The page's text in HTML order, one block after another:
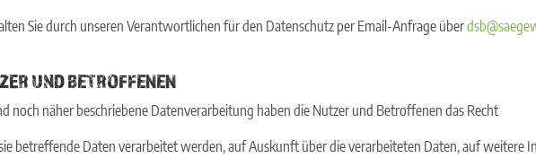
Sie durch unseren Verantwortlichen für den Datenschutz per Email-Anfrage über
UND BETROFFENEN
noch näher beschriebene Datenverarbeitung haben die Nutzer und Betroffenen das Recht
betreffende Daten verarbeitet werden, auf Auskunft über die verarbeiteten Daten, auf